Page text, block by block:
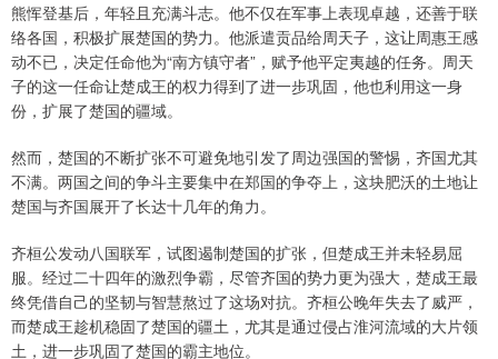
熊恽登基后，年轻且充满斗志。他不仅在军事上表现卓越，还善于联
络各国，积极扩展楚国的势力。他派遣贡品给周天子，这让周惠王感
动不已，决定任命他为“南方镇守者”，赋予他平定夷越的任务。周天
子的这一任命让楚成王的权力得到了进一步巩固，他也利用这一身
份，扩展了楚国的疆域。
然而，楚国的不断扩张不可避免地引发了周边强国的警惕，齐国尤其
不满。两国之间的争斗主要集中在郑国的争夺上，这块肥沃的土地让
楚国与齐国展开了长达十几年的角力。
齐桓公发动八国联军，试图遏制楚国的扩张，但楚成王并未轻易屈
服。经过二十四年的激烈争霸，尽管齐国的势力更为强大，楚成王最
终凭借自己的坚韧与智慧熬过了这场对抗。齐桓公晚年失去了威严，
而楚成王趁机稳固了楚国的疆土，尤其是通过侵占淮河流域的大片领
土，进一步巩固了楚国的霸主地位。